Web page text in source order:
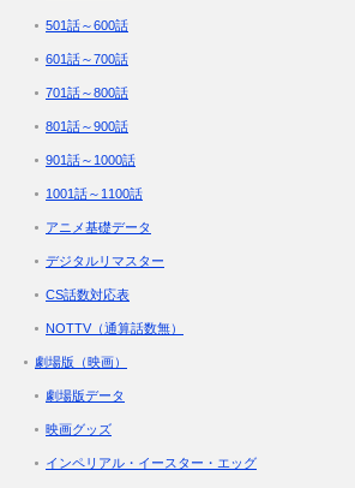
501話～600話
601話～700話
701話～800話
801話～900話
901話～1000話
1001話～1100話
アニメ基礎データ
デジタルリマスター
CS話数対応表
NOTTV（通算話数無）
劇場版（映画）
劇場版データ
映画グッズ
インペリアル・イースター・エッグ